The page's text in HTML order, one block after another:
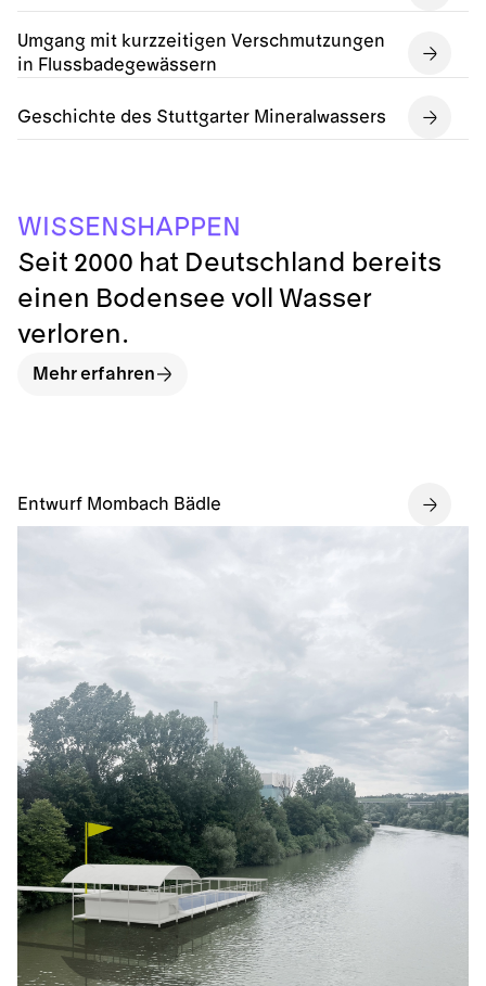
Umgang mit kurzzeitigen Verschmutzungen
in Flussbadegewässern
Geschichte des Stuttgarter Mineralwassers
Entwurf Mombach Bädle
WISSENSHA PPEN
Seit 2000 hat Deutschland bereits
einen Bodensee voll Wasser
verloren.
Mehr erfahren